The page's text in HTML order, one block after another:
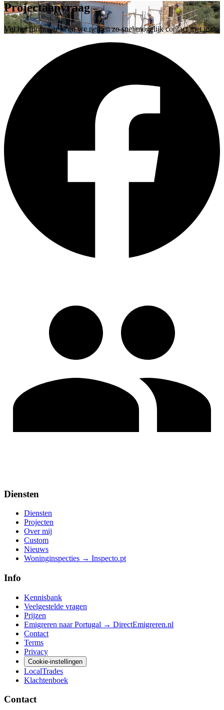
Projectaanvraag
Vul het formulier in en we nemen zo snel mogelijk contact met je op
Diensten
Diensten
Projecten
Over mij
Custom
Nieuws
Woninginspecties → Inspecto.pt
Info
Kennisbank
Veelgestelde vragen
Prijzen
Emigreren naar Portugal → DirectEmigreren.nl
Contact
Terms
Privacy
Cookie-instellingen
LocalTrades
Klachtenboek
Contact